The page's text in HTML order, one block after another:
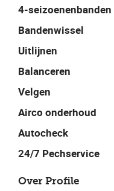
4-seizoenenbanden
Bandenwissel
Uitlijnen
Balanceren
Velgen
Airco onderhoud
Autocheck
24/7 Pechservice
Over Profile